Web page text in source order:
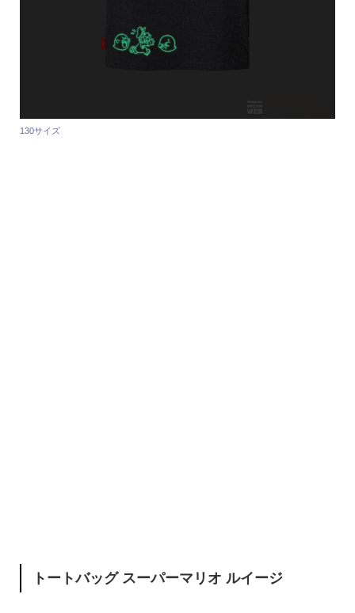
130サイズ
トートバッグ スーパーマリオ ルイージ